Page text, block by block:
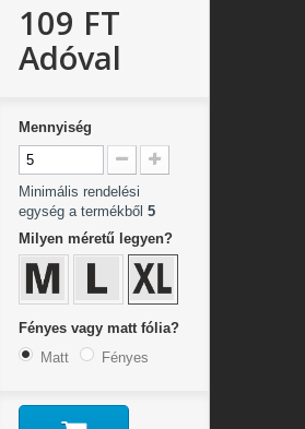
109 FT
Adóval
Mennyiség
Minimális rendelési
egység a termékből 5
Milyen méretű legyen?
Fényes vagy matt fólia?
Matt
Fényes